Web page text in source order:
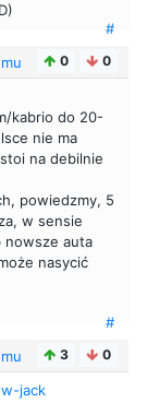
#
0 0
kabrio do 20-
nie ma
na debilnie
powiedzmy, 5
w sensie
nowsze auta
nasycić
#
3 0
jack